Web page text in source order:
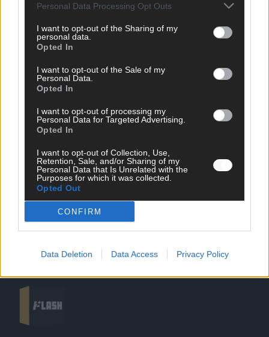
Personal Data Processing Opt Outs
I want to opt-out of the Sharing of my
personal data.
Opted In
I want to opt-out of the Sale of my
Personal Data.
Opted In
I want to opt-out of processing my
Personal Data for Targeted Advertising.
Opted In
I want to opt-out of Collection, Use,
Retention, Sale, and/or Sharing of my
Personal Data that Is Unrelated with the
Purposes for which it was collected.
Opted Out
CONFIRM
Data Deletion Data Access Privacy Policy
SCHNELL ZUM RESSORT
Nachrichten
Wirtschaft
Ratgeber
Wissen
Kommentar
Streams & Storys
Eurovision
FLASH – DAS VIDEOPORTAL